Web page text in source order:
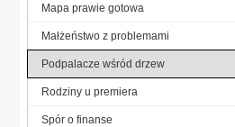
Mapa prawie gotowa
Małżeństwo z problemami
Podpalacze wśród drzew
Rodziny u premiera
Spór o finanse